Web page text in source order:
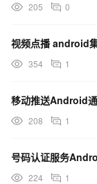
205 0
354 1
移动推送Android
208 1
号码认证服务
224 1